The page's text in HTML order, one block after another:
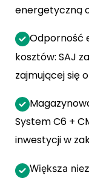
energetyczną
Odporność
kosztów: SAJ
zajmującej się
System C6 +
inwestycji w
Większa